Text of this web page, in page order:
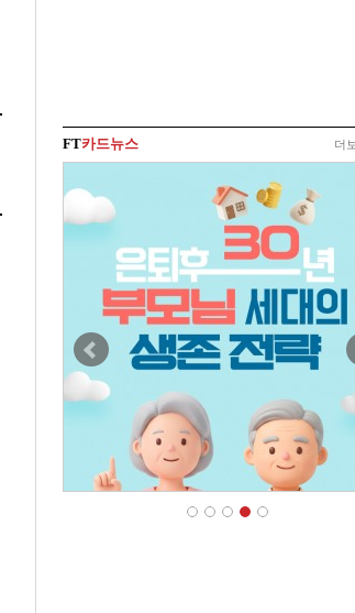
FT카드뉴스 더